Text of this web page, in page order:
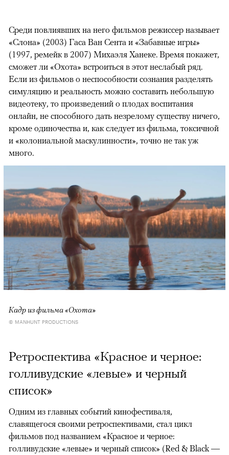
Среди повлиявших на него фильмов режиссер называет
«Слона» (2003) Гаса Ван Сента и «Забавные игры»
(1997, ремейк в 2007) Михаэля Ханеке. Время покажет,
сможет ли «Охота» встроиться в этот неслабый ряд.
Если из фильмов о неспособности сознания разделять
симуляцию и реальность можно составить небольшую
видеотеку, то произведений о плодах воспитания
онлайн, не способного дать незрелому существу ничего,
кроме одиночества и, как следует из фильма, токсичной
и «колониальной маскулинности», точно не так уж
много.
Кадр из фильма «Охота»
© MANHUNT PRODUCTIONS
Ретроспектива «Красное и черное:
голливудские «левые» и черный
список»
Одним из главных событий кинофестиваля,
славящегося своими ретроспективами, стал цикл
фильмов под названием «Красное и черное:
голливудские «левые» и черный список» (Red & Black —